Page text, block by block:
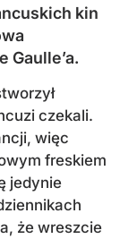
kin
Gaulle’a.
czekali.
więc
freskiem
jedynie
że wreszcie